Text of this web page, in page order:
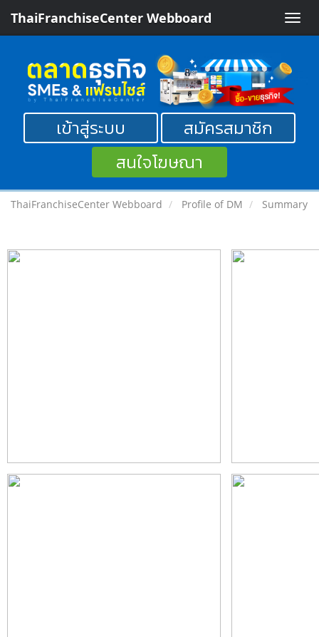
Toggle
ThaiFranchiseCenter Webboard
เข้าสู่ระบบ
สมัครสมาชิก
สนใจโฆษณา
ThaiFranchiseCenter Webboard Profile of DM Summary